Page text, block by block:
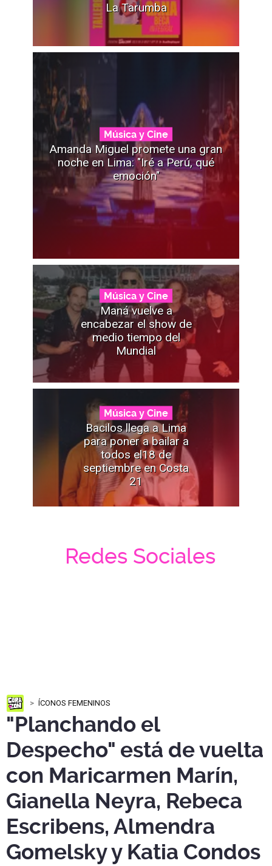
La Tarumba
Música y Cine
Amanda Miguel promete una gran
noche en Lima: "Iré a Perú, qué
emoción"
Música y Cine
Maná vuelve a
encabezar el show de
medio tiempo del
Mundial
Música y Cine
Bacilos llega a Lima
para poner a bailar a
todos el18 de
septiembre en Costa
21
Redes Sociales
ÍCONOS FEMENINOS
"Planchando el
Despecho" está de vuelta
con Maricarmen Marín,
Gianella Neyra, Rebeca
Escribens, Almendra
Gomelsky y Katia Condos